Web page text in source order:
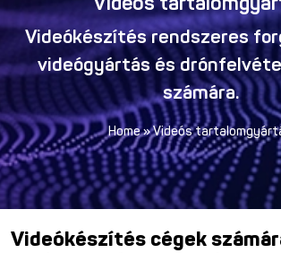
Videókészítés rendszeres
videógyártás és
számára.
Home»Videós
Videókészítés cégek